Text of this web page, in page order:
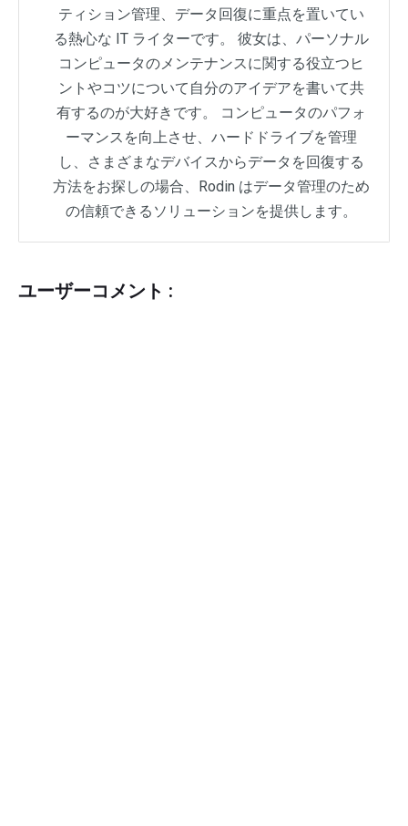
ティション管理、データ回復に重点を置いてい
る熱心な IT ライターです。 彼女は、パーソナル
コンピュータのメンテナンスに関する役立つヒ
ントやコツについて自分のアイデアを書いて共
有するのが大好きです。 コンピュータのパフォ
ーマンスを向上させ、ハードドライブを管理
し、さまざまなデバイスからデータを回復する
方法をお探しの場合、Rodin はデータ管理のため
の信頼できるソリューションを提供します。
ユーザーコメント :